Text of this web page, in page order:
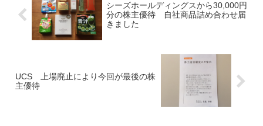
シーズホールディングスから30,000円
分の株主優待 自社商品詰め合わせ届
きました
UCS 上場廃止により今回が最後の株
主優待